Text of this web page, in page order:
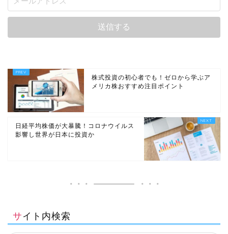
株式投資の初心者でも！ゼロから学ぶア
メリカ株おすすめ注目ポイント
日経平均株価が大暴騰！コロナウイルス
影響し世界が日本に投資か
サイト内検索